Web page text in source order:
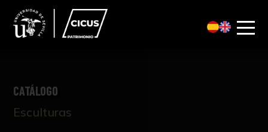
CATÁLOGO
Esculturas